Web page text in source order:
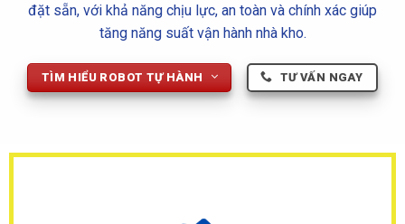
đặt sẵn, với khả năng chịu lực, an toàn và chính xác giúp
tăng năng suất vận hành nhà kho.
TÌM HIỂU ROBOT TỰ HÀNH TƯ VẤN NGAY